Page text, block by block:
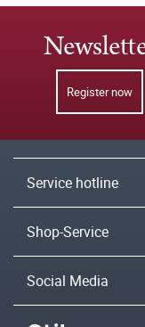
Register now
Service hotline
Shop-Service
Social Media